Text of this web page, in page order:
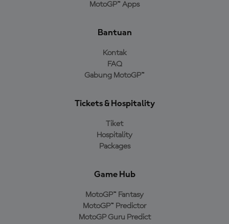
MotoGP™ Apps
Bantuan
Kontak
FAQ
Gabung MotoGP™
Tickets & Hospitality
Tiket
Hospitality
Packages
Game Hub
MotoGP™ Fantasy
MotoGP™ Predictor
MotoGP Guru Predict